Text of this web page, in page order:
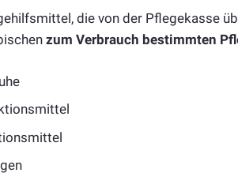
die von der Pflegekasse
zum Verbrauch bestimmten